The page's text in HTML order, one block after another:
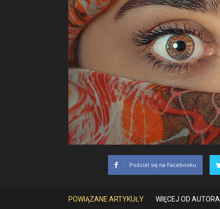
Podziel się na Facebooku
POWIĄZANE ARTYKUŁY WIĘCEJ OD AUTORA